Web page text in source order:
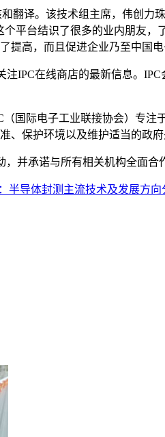
翻译。该技术组主席，伟创
平台结识了很多的业内朋友
提高，而且促进企业乃至中国电
注IPC在线商店的最新信息。
国际电子工业联接协会）专
、保护环境以及维护适当的政府
并承诺与所有相关机构全面合
半导体封测主流技术及发展方向